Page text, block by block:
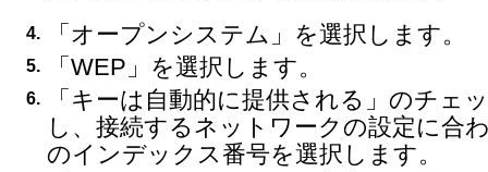
4. 「オープンシステム」を選択します。
5. 「WEP」を選択します。
6.
「キーは自動的に提供される」のチェ
し、接続するネットワークの設定に合
のインデックス番号を選択します。